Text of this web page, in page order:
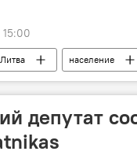
15:00
Литва население
депутат